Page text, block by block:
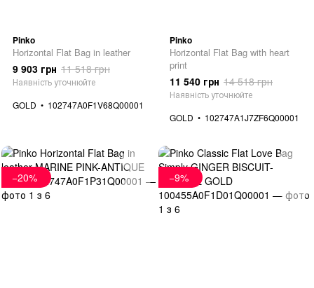
Pinko
Horizontal Flat Bag in leather
9 903 грн 11 518 грн
Наявність уточнюйте
GOLD
102747A0F1V68Q00001
Pinko
Horizontal Flat Bag with heart
print
11 540 грн 14 518 грн
Наявність уточнюйте
GOLD
102747A1J7ZF6Q00001
−20% −9%